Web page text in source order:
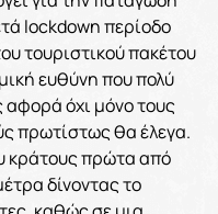
lockdown περίοδο
τουριστικού πακέτου
ευθύνη που πολύ
όχι μόνο τους
πρωτίστως θα έλεγα.
κράτους πρώτα από
δίνοντας το